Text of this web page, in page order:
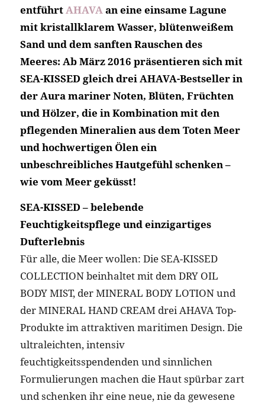
entführtAHAVAan eine einsame Lagune
mit kristallklarem Wasser, blütenweißem
Sand und dem sanften Rauschen des
Meeres: Ab März 2016 präsentieren sich mit
SEA-KISSED gleich drei AHAVA-Bestseller in
der Aura mariner Noten, Blüten, Früchten
und Hölzer, die in Kombination mit den
pflegenden Mineralien aus dem Toten Meer
und hochwertigen Ölen ein
unbeschreibliches Hautgefühl schenken –
wie vom Meer geküsst!
SEA-KISSED – belebende
Feuchtigkeitspflege und einzigartiges
Dufterlebnis
Für alle, die Meer wollen: Die SEA-KISSED
COLLECTION beinhaltet mit dem DRY OIL
BODY MIST, der MINERAL BODY LOTION und
der MINERAL HAND CREAM drei AHAVA Top-
Produkte im attraktiven maritimen Design. Die
ultraleichten, intensiv
feuchtigkeitsspendenden und sinnlichen
Formulierungen machen die Haut spürbar zart
und schenken ihr eine neue, nie da gewesene